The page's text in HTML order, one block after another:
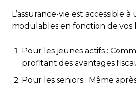
L’assurance-vie est
modulables en fonction de vos
Pour les jeunes actifs :
profitant des avantages
Pour les seniors : Même